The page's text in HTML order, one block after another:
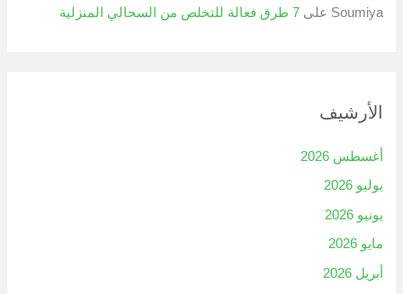
Soumiya على7 طرق فعالة للتخلص من السحالي المنزلية
الأرشيف
أغسطس 2026
يوليو 2026
يونيو 2026
مايو 2026
أبريل 2026